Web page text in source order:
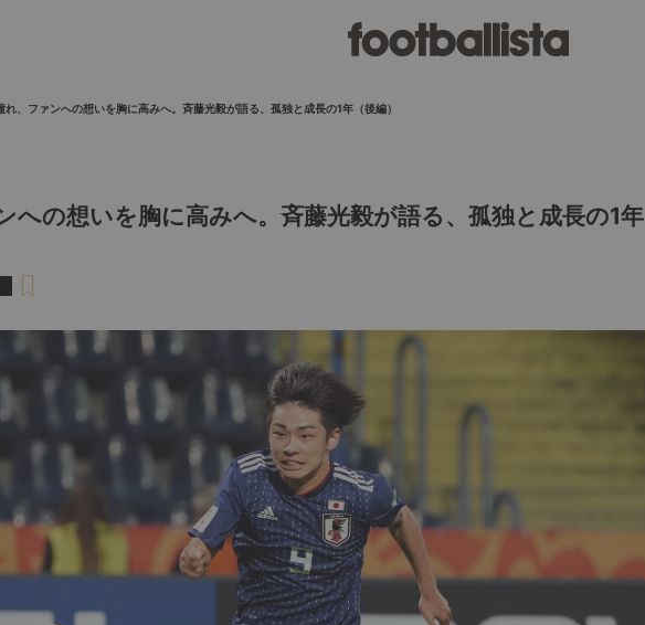
れ、ファンへの想いを胸に高みへ。斉藤光毅が語る、孤独と成長の1年（後編）
への想いを胸に高みへ。斉藤光毅が語る、孤独と成長の1年